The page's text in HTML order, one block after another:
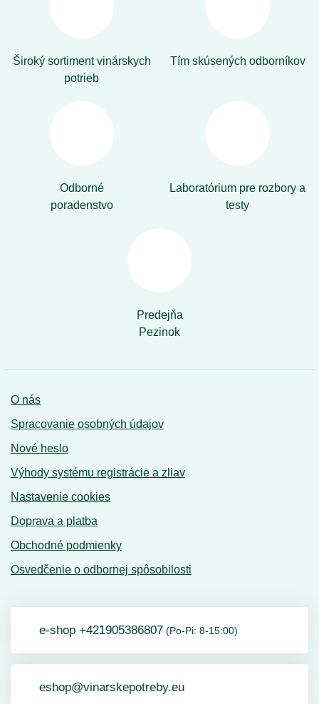
Široký sortiment vinárskych
potrieb
Tím skúsených odborníkov
Odborné
poradenstvo
Laboratórium pre rozbory a
testy
Predejňa
Pezinok
O nás
Spracovanie osobných údajov
Nové heslo
Výhody systému registrácie a zliav
Nastavenie cookies
Doprava a platba
Obchodné podmienky
Osvedčenie o odbornej spôsobilosti
e-shop +421905386807 (Po-Pi: 8-15:00)
eshop@vinarskepotreby.eu